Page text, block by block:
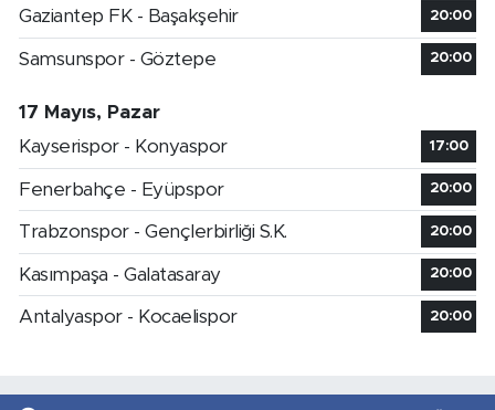
Gaziantep FK - Başakşehir 20:00
Samsunspor - Göztepe 20:00
17 Mayıs, Pazar
Kayserispor - Konyaspor
17:00
Fenerbahçe - Eyüpspor 20:00
Trabzonspor - Gençlerbirliği S.K. 20:00
Kasımpaşa - Galatasaray 20:00
Antalyaspor - Kocaelispor 20:00